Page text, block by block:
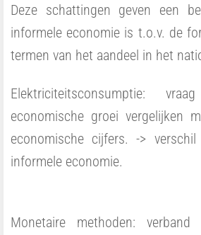
Deze schattingen geven een
informele economie is t.o.v. de
termen van het aandeel in het
Elektriciteitsconsumptie:
economische groei vergelijken
economische cijfers. ->
informele economie.
Monetaire methoden: verband